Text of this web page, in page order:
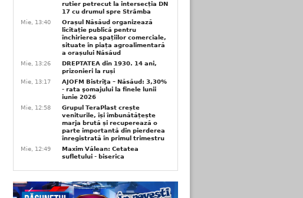
rutier petrecut la intersecția DN
17 cu drumul spre Strâmba
Mie, 13:40
Orașul Năsăud organizează
licitație publică pentru
închirierea spațiilor comerciale,
situate în piața agroalimentară
a orașului Năsăud
Mie, 13:26
DREPTATEA din 1930. 14 ani,
prizonieri la ruși
Mie, 13:17
AJOFM Bistriţa – Năsăud: 3,30%
- rata şomajului la finele lunii
iunie 2026
Mie, 12:58
Grupul TeraPlast crește
veniturile, își îmbunătățește
marja brută și recuperează o
parte importantă din pierderea
înregistrată în primul trimestru
Mie, 12:49
Maxim Vălean: Cetatea
sufletului - biserica